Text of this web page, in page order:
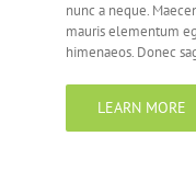
nunc a neque.
mauris elementum
himenaeos. Donec
LEARN MORE